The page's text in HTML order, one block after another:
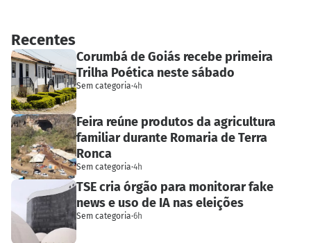
Recentes
Corumbá de Goiás recebe primeira
Trilha Poética neste sábado
Sem categoria·4h
Feira reúne produtos da agricultura
familiar durante Romaria de Terra
Ronca
Sem categoria·4h
TSE cria órgão para monitorar fake
news e uso de IA nas eleições
Sem categoria·6h